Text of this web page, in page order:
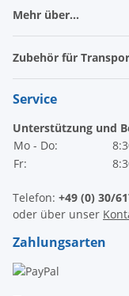
Mehr über...
Zubehör für
Service
Unterstützung und
Mo - Do:
Fr:
Telefon: +49 (0) 30/
oder über unser
Zahlungsarten